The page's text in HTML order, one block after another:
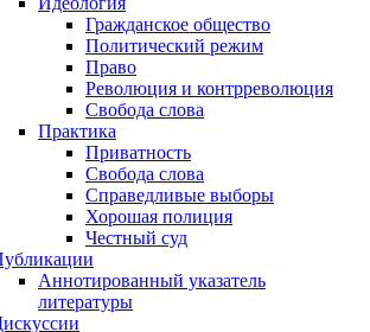
Гражданское общество
Политический режим
Право
Революция и контрреволюция
Свобода слова
Практика
Приватность
Свобода слова
Справедливые выборы
Хорошая полиция
Честный суд
Аннотированный указатель
литературы